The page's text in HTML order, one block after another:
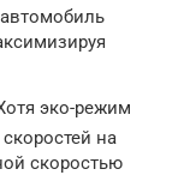
эко-режим
на
скоростью